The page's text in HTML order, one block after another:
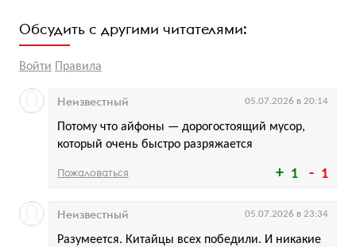
Обсудить с другими читателями:
Войти Правила
1 1
Потому что айфоны — дорогостоящий мусор,
который очень быстро разряжается
Неизвестный 05.07.2026 в 20:14
Пожаловаться
Разумеется. Китайцы всех победили. И никакие
Неизвестный 05.07.2026 в 23:34